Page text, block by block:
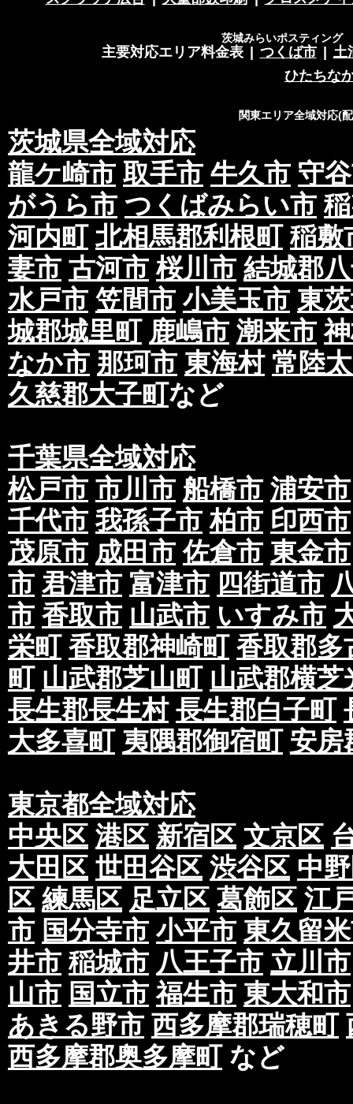
茨城みらいポスティング
主要対応エリア料金表 つくば市
土
ひたちな
関東エリア全域対応(
茨城県全域対応
龍ケ崎市 取手市 牛久市 守
がうら市 つくばみらい市
河内町 北相馬郡利根町 稲敷
妻市 古河市 桜川市 結城郡
水戸市 笠間市 小美玉市 東
城郡城里町 鹿嶋市 潮来市
なか市 那珂市 東海村 常陸
久慈郡大子町など
千葉県全域対応
松戸市 市川市 船橋市 浦安市
千代市 我孫子市 柏市 印西市
茂原市 成田市 佐倉市 東金市
市 君津市 富津市 四街道市
市 香取市 山武市 いすみ市
栄町 香取郡神崎町 香取郡多
町 山武郡芝山町 山武郡横芝
長生郡長生村 長生郡白子町
大多喜町 夷隅郡御宿町 安房
東京都全域対応
中央区 港区 新宿区 文京区
大田区 世田谷区 渋谷区 中
区 練馬区 足立区 葛飾区 江
市 国分寺市 小平市 東久留
井市 稲城市 八王子市 立川市
山市 国立市 福生市 東大和市
あきる野市 西多摩郡瑞穂町
西多摩郡奥多摩町など